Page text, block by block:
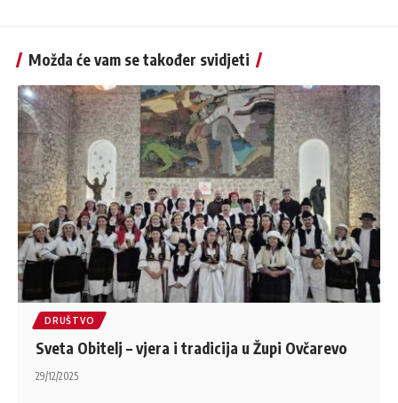
Možda će vam se također svidjeti
DRUŠTVO
Sveta Obitelj – vjera i tradicija u Župi Ovčarevo
29/12/2025